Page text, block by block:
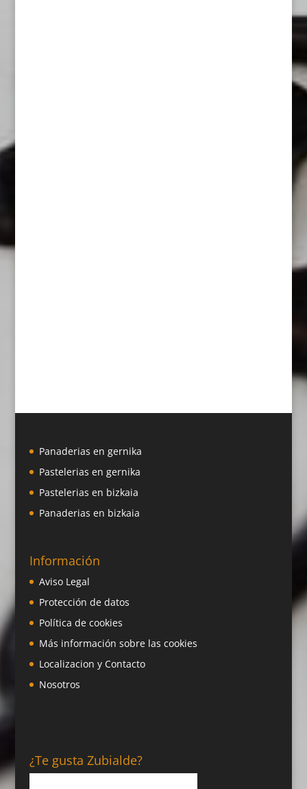
Panaderias en gernika
Pastelerias en gernika
Pastelerias en bizkaia
Panaderias en bizkaia
Información
Aviso Legal
Protección de datos
Política de cookies
Más información sobre las cookies
Localizacion y Contacto
Nosotros
¿Te gusta Zubialde?